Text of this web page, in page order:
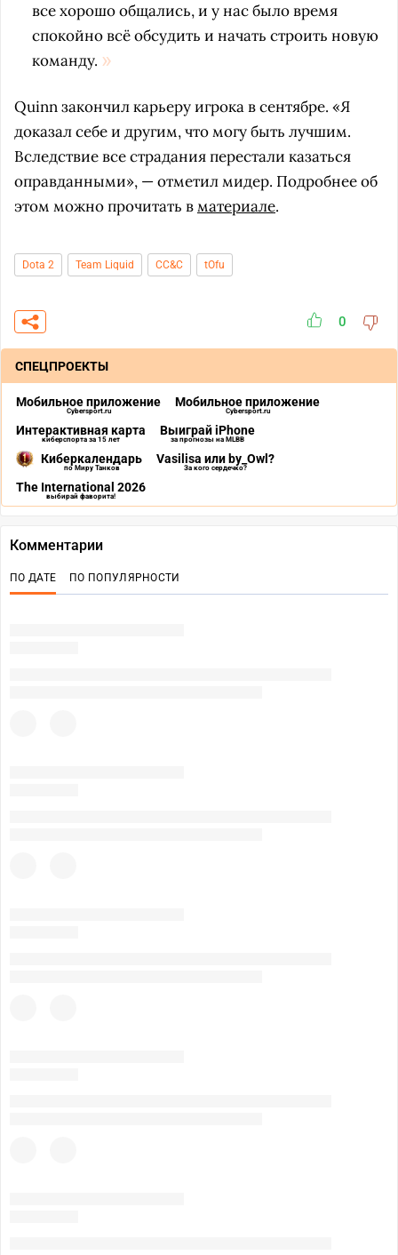
все хорошо общались, и у нас было время
спокойно всё обсудить и начать строить новую
команду.
Quinn закончил карьеру игрока в сентябре. «Я
доказал себе и другим, что могу быть лучшим.
Вследствие все страдания перестали казаться
оправданными», — отметил мидер. Подробнее об
этом можно прочитать вматериале.
Dota 2 Team Liquid CC&C tOfu
0
СПЕЦПРОЕКТЫ
Мобильное приложение
Cybersport.ru
Мобильное приложение
Cybersport.ru
Интерактивная карта
киберспорта за 15 лет
Выиграй iPhone
за прогнозы на MLBB
Киберкалендарь
по Миру Танков
Vasilisa или by_Owl?
За кого сердечко?
The International 2026
выбирай фаворита!
Комментарии
ПО ДАТЕ ПО ПОПУЛЯРНОСТИ